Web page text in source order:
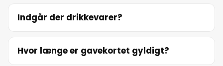
Indgår der drikkevarer?
Hvor længe er gavekortet gyldigt?